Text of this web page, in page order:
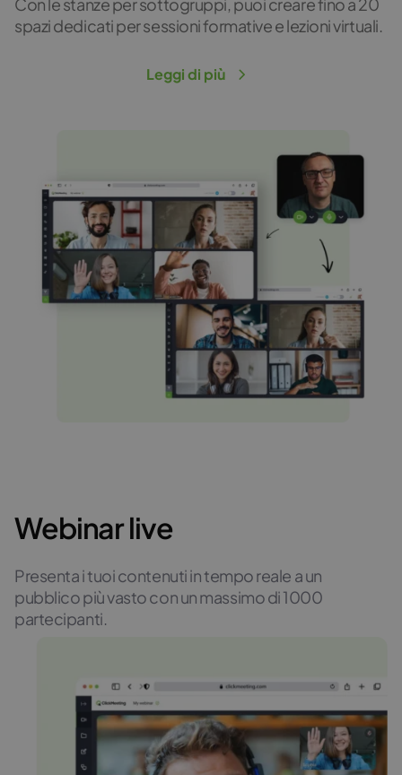
spazi dedicati per sessioni formative e lezioni virtuali.
Leggi di più
Webinar live
Presenta i tuoi contenuti in tempo reale a un
pubblico più vasto con un massimo di 1000
partecipanti.